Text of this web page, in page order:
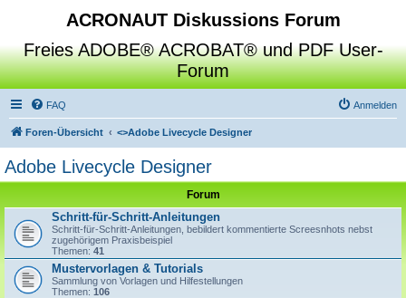
ACRONAUT Diskussions Forum
Freies ADOBE® ACROBAT® und PDF User-
Forum
FAQ Anmelden
Foren-Übersicht <>Adobe Livecycle Designer
Adobe Livecycle Designer
Forum
Schritt-für-Schritt-Anleitungen
Schritt-für-Schritt-Anleitungen, bebildert kommentierte Screesnhots nebst
zugehörigem Praxisbeispiel
Themen: 41
Mustervorlagen & Tutorials
Sammlung von Vorlagen und Hilfestellungen
Themen: 106